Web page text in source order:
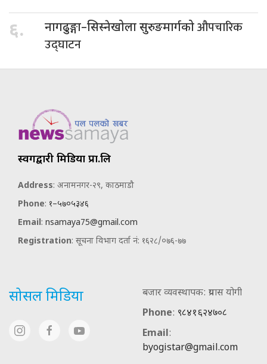
६. नागढुङ्गा–सिस्नेखोला सुरुङमार्गकोऔपचारिक
उद्घाटन
स्वर्गद्वारी मिडिया प्रा.लि
Address: अनामनगर-२९, काठमाडौ
Phone: १–५७०५३४६
Email: nsamaya75@gmail.com
Registration: सूचना विभाग दर्ता नं: १६२८/०७६-७७
सोसल मिडिया
बजार व्यवस्थापक: प्रयास योगी
Phone: ९८४१६२४७०८
Email:
byogistar@gmail.com